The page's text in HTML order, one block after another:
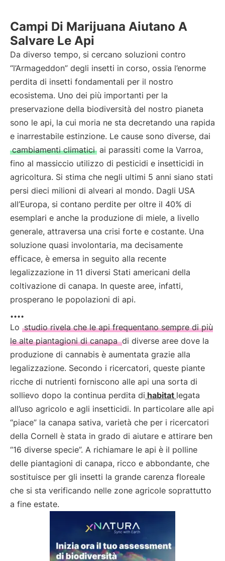
Campi Di Marijuana Aiutano A
Salvare Le Api
Da diverso tempo, si cercano soluzioni contro
“l’Armageddon” degli insetti in corso, ossia l’enorme
perdita di insetti fondamentali per il nostro
ecosistema. Uno dei più importanti per la
preservazione della biodiversità del nostro pianeta
sono le api, la cui moria ne sta decretando una rapida
e inarrestabile estinzione. Le cause sono diverse, dai
cambiamenti climatici ai parassiti come la Varroa,
fino al massiccio utilizzo di pesticidi e insetticidi in
agricoltura. Si stima che negli ultimi 5 anni siano stati
persi dieci milioni di alveari al mondo. Dagli USA
all’Europa, si contano perdite per oltre il 40% di
esemplari e anche la produzione di miele, a livello
generale, attraversa una crisi forte e costante. Una
soluzione quasi involontaria, ma decisamente
efficace, è emersa in seguito alla recente
legalizzazione in 11 diversi Stati americani della
coltivazione di canapa. In queste aree, infatti,
prosperano le popolazioni di api.
....
Lo studio rivela che le api frequentano sempre di più
le alte piantagioni di canapa di diverse aree dove la
produzione di cannabis è aumentata grazie alla
legalizzazione. Secondo i ricercatori, queste piante
ricche di nutrienti forniscono alle api una sorta di
sollievo dopo la continua perdita di habitat legata
all’uso agricolo e agli insetticidi. In particolare alle api
“piace” la canapa sativa, varietà che per i ricercatori
della Cornell è stata in grado di aiutare e attirare ben
“16 diverse specie”. A richiamare le api è il polline
delle piantagioni di canapa, ricco e abbondante, che
sostituisce per gli insetti la grande carenza floreale
che si sta verificando nelle zone agricole soprattutto
a fine estate.